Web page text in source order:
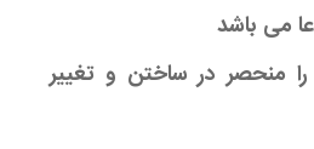
می باشد
منحصر در ساختن و تغییر